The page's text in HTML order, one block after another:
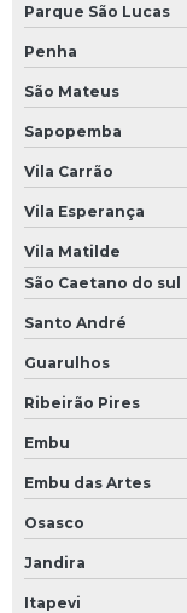
Parque São Lucas
Penha
São Mateus
Sapopemba
Vila Carrão
Vila Esperança
Vila Matilde
São Caetano do sul
Santo André
Guarulhos
Ribeirão Pires
Embu
Embu das Artes
Osasco
Jandira
Itapevi